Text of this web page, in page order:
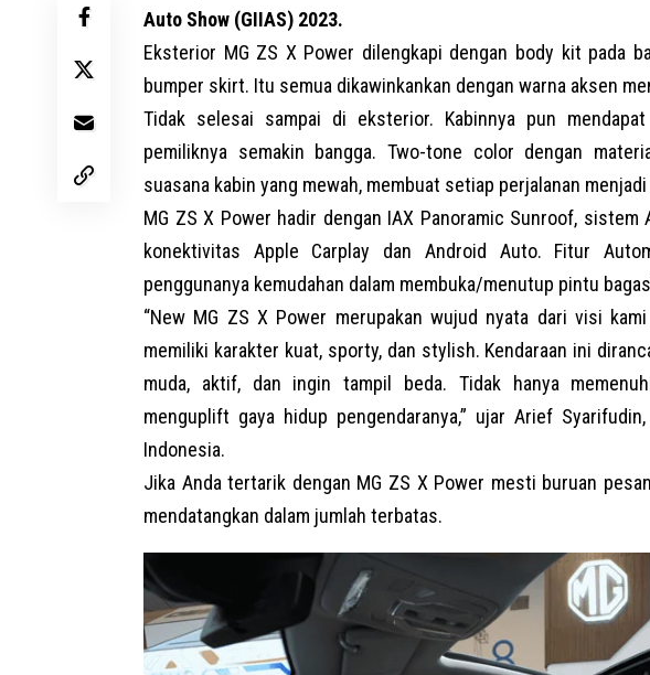
Auto Show (GIIAS) 2023.
Eksterior MG ZS X Power dilengkapi dengan body kit pada
bumper skirt. Itu semua dikawinkankan dengan warna aksen
Tidak selesai sampai di eksterior. Kabinnya pun
pemiliknya semakin bangga. Two-tone color dengan
suasana kabin yang mewah, membuat setiap perjalanan
MG ZS X Power hadir dengan IAX Panoramic Sunroof,
konektivitas Apple Carplay dan Android Auto. Fitur
penggunanya kemudahan dalam membuka/menutup pintu
“New MG ZS X Power merupakan wujud nyata dari visi
memiliki karakter kuat, sporty, dan stylish. Kendaraan ini
muda, aktif, dan ingin tampil beda. Tidak hanya
menguplift gaya hidup pengendaranya,” ujar Arief
Indonesia.
Jika Anda tertarik dengan MG ZS X Power mesti buruan
mendatangkan dalam jumlah terbatas.